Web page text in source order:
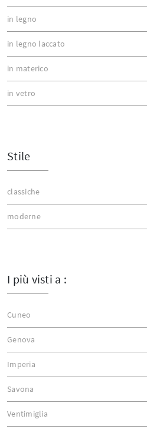
in legno
in legno laccato
in materico
in vetro
Stile
classiche
moderne
I più visti a :
Cuneo
Genova
Imperia
Savona
Ventimiglia